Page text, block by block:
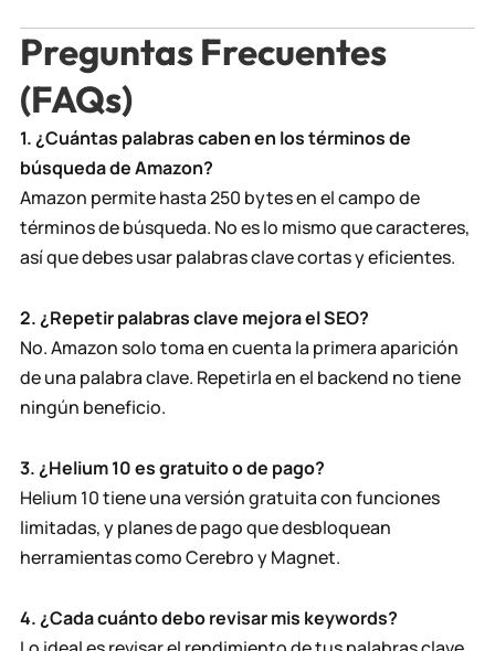
Preguntas Frecuentes
(FAQs)
1. ¿Cuántas palabras caben en los términos de
búsqueda de Amazon?
Amazon permite hasta 250 bytes en el campo de
términos de búsqueda. No es lo mismo que caracteres,
así que debes usar palabras clave cortas y eficientes.
2. ¿Repetir palabras clave mejora el SEO?
No. Amazon solo toma en cuenta la primera aparición
de una palabra clave. Repetirla en el backend no tiene
ningún beneficio.
3. ¿Helium 10 es gratuito o de pago?
Helium 10 tiene una versión gratuita con funciones
limitadas, y planes de pago que desbloquean
herramientas como Cerebro y Magnet.
4. ¿Cada cuánto debo revisar mis keywords?